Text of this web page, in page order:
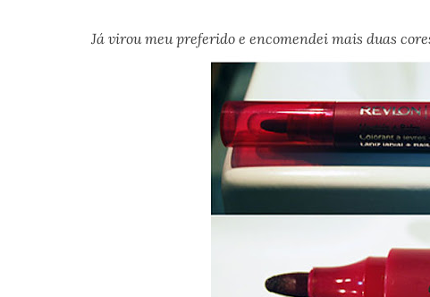
Já virou meu preferido e encomendei mais duas